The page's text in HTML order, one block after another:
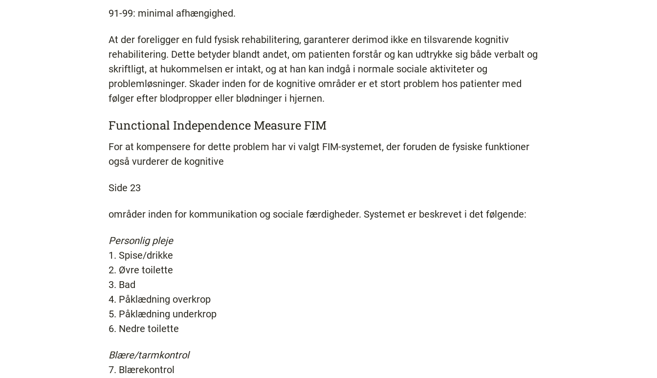
91-99: minimal afhængighed.
At der foreligger en fuld fysisk rehabilitering, garanterer derimod ikke en tilsvarende kognitiv
rehabilitering. Dette betyder blandt andet, om patienten forstår og kan udtrykke sig både verbalt og
skriftligt, at hukommelsen er intakt, og at han kan indgå i normale sociale aktiviteter og
problemløsninger. Skader inden for de kognitive områder er et stort problem hos patienter med
følger efter blodpropper eller blødninger i hjernen.
Functional Independence Measure FIM
For at kompensere for dette problem har vi valgt FIM-systemet, der foruden de fysiske funktioner
også vurderer de kognitive
Side 23
områder inden for kommunikation og sociale færdigheder. Systemet er beskrevet i det følgende:
Personlig pleje
1. Spise/drikke
2. Øvre toilette
3. Bad
4. Påklædning overkrop
5. Påklædning underkrop
6. Nedre toilette
Blære/tarmkontrol
7. Blærekontrol